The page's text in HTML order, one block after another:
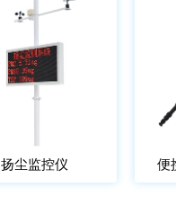
扬尘监控仪 便